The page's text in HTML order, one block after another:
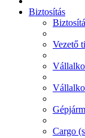
Biztosítás
Vezető
Cargo